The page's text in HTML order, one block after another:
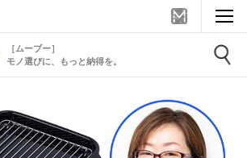
［ムーブー］
モノ選びに、もっと納得を。